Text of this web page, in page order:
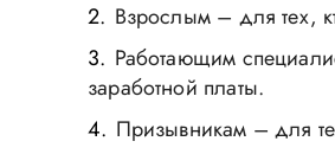
Взрослым – для тех,
Работающим
заработной платы.
Призывникам – для